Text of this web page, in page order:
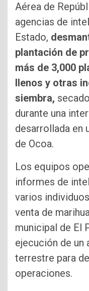
Aérea de
agencias de
Estado,
plantación de
más de 3,000
llenos y otras
siembra,
durante una
desarrollada en
de Ocoa.
Los equipos
informes de
varios
venta de
municipal de El
ejecución de un
terrestre para
operaciones.